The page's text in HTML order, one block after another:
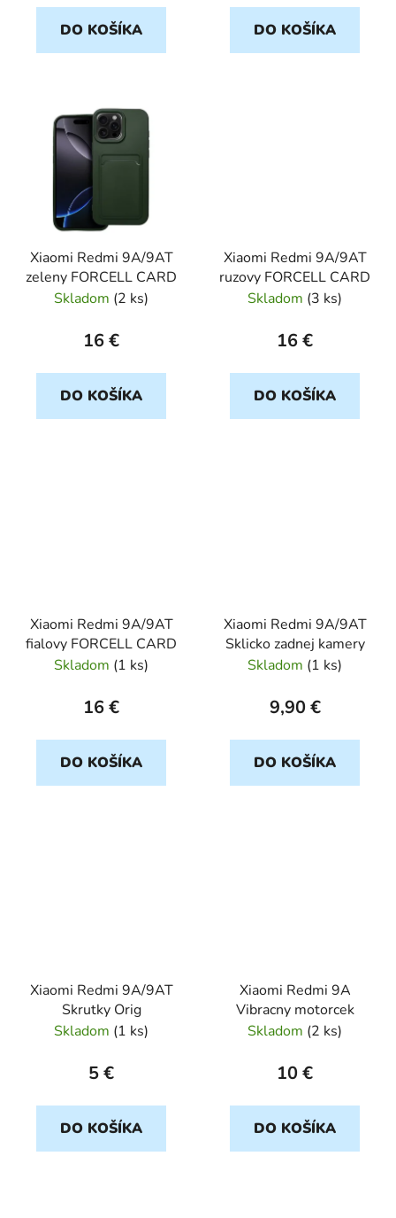
DO KOŠÍKA DO KOŠÍKA
Xiaomi Redmi 9A/9AT
zeleny FORCELL CARD
Skladom (2 ks)
16 €
DO KOŠÍKA
Xiaomi Redmi 9A/9AT
ruzovy FORCELL CARD
Skladom (3 ks)
16 €
DO KOŠÍKA
Xiaomi Redmi 9A/9AT
fialovy FORCELL CARD
Skladom (1 ks)
16 €
DO KOŠÍKA
Xiaomi Redmi 9A/9AT
Sklicko zadnej kamery
Skladom (1 ks)
9,90 €
DO KOŠÍKA
Xiaomi Redmi 9A/9AT
Skrutky Orig
Skladom (1 ks)
5 €
DO KOŠÍKA
Xiaomi Redmi 9A
Vibracny motorcek
Skladom (2 ks)
10 €
DO KOŠÍKA